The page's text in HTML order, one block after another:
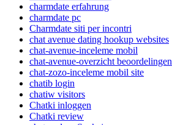
charmdate erfahrung
charmdate pc
Charmdate siti per incontri
chat avenue dating hookup websites
chat-avenue-inceleme mobil
chat-avenue-overzicht beoordelingen
chat-zozo-inceleme mobil site
chatib login
chatiw visitors
Chatki inloggen
Chatki review